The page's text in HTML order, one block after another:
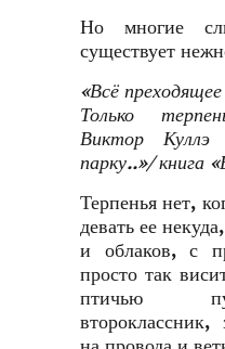
Но многие
существует
«Всё
Только
Виктор
парку..»/ книга
Терпенья нет,
девать ее
и облаков, с
просто так
птичью